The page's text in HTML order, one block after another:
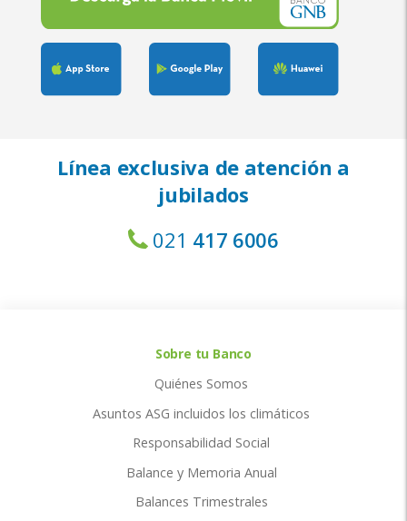
Línea exclusiva de atención a
jubilados
021 417 6006
Sobre tu Banco
Quiénes Somos
Asuntos ASG incluidos los climáticos
Responsabilidad Social
Balance y Memoria Anual
Balances Trimestrales